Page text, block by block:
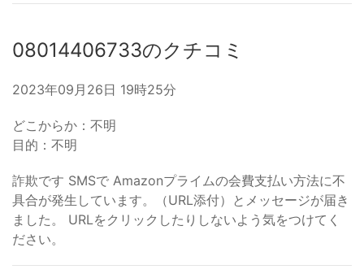
08014406733のクチコミ
2023年09月26日 19時25分
どこからか：不明
目的：不明
詐欺です SMSで Amazonプライムの会費支払い方法に不
具合が発生しています。（URL添付）とメッセージが届き
ました。 URLをクリックしたりしないよう気をつけてく
ださい。